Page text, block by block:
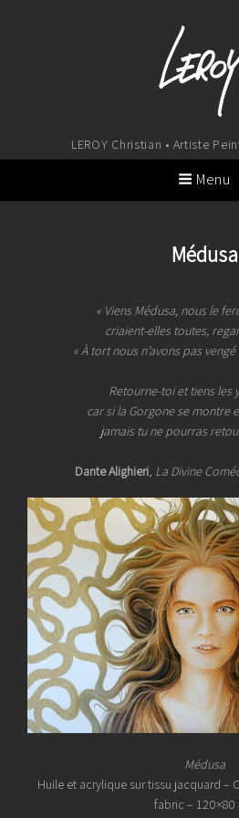
LEROY Christian • Artiste
Menu
Médusa
« Viens Médusa, nous le
criaient-elles toutes,
« À tort nous n’avons pas vengé
Retourne-toi et tiens les
car si la Gorgone se montre
jamais tu ne pourras
Dante Alighieri, La Divine
Médusa
Huile et acrylique sur tissu jacquard –
fabric – 120×80